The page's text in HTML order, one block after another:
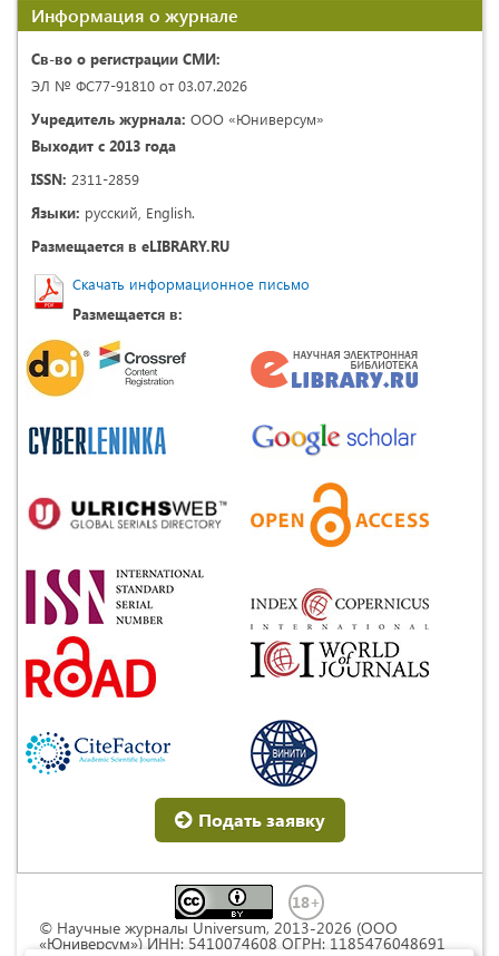
Информация о журнале
Св-во о регистрации СМИ:
ЭЛ № ФС77-91810 от 03.07.2026
Учредитель журнала: ООО «Юниверсум»
Выходит с 2013 года
ISSN: 2311-2859
Языки: русский, English.
Размещается в eLIBRARY.RU
Скачать информационное письмо
Размещается в:
Подать заявку
© Научные журналы Universum, 2013-2026 (ООО
«Юниверсум») ИНН: 5410074608 ОГРН: 1185476048691